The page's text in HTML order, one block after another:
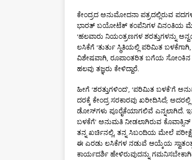
ಕೇಂದ್ರದ ಅನುಮೋದನಾ ಪತ್ರದಲ್ಲಿರುವ
ಭಾರತ್ ಬಯೋಟೆಕ್‌ ಕಂಪೆನಿಗಳ ವಿನಂತಿಯ
‘ಹಲವಾರು ನಿಯಂತ್ರಣಗಳ ಶರತ್ತುಗಳನ್ನು
ಲಸಿಕೆಗೆ ‘ತುರ್ತು ಸ್ಥಿತಿಯಲ್ಲಿ ಪರಿಮಿತ
ವಿಶೇಷವಾಗಿ, ರೂಪಾಂತರಿತ ಬಗೆಯ ಸೋಂಕಿನ
ಹಲವು ತಜ್ಞರು ಕೇಳಿದ್ದಾರೆ.
ಹೀಗೆ ‘ಶರತ್ತುಗಳಿಂದ’, ‘ಪರಿಮಿತ ಬಳಕೆ’ಗೆ
ದರಕ್ಕೆ ಕೇಂದ್ರ ಸರಕಾರವು ಖರೀದಿಸಿದೆ;
ಡೋಸ್‌ಗಳು ಪೂರೈಕೆಯಾಗಲಿವೆ ಎನ್ನಲಾಗಿದೆ.
ಬಳಕೆಗೆ’ ಅನುಮತಿ ನೀಡಲಾಗಿರುವ
ತನ್ನ ಖರ್ಚಿನಲ್ಲಿ, ತನ್ನ ಸಿಬಂದಿಯ ಮೇಲೆ
ಈ ಎರಡು ಲಸಿಕೆಗಳ ನಡುವೆ ಆಯ್ಕೆಯ
ಕಾರ್ಯದರ್ಶಿ ಹೇಳಿರುವುದನ್ನು